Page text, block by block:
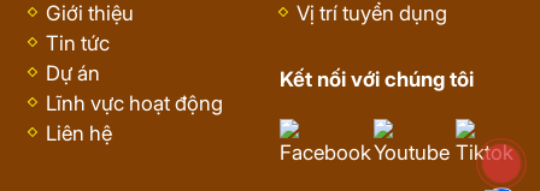
Giới thiệu
Tin tức
Dự án
Lĩnh vực hoạt động
Liên hệ
Vị trí tuyển dụng
Kết nối với chúng tôi